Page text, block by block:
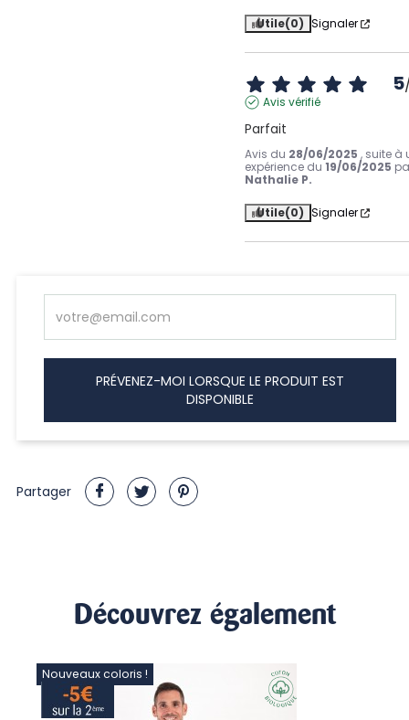
Utile(0) Signaler
5
Avis vérifié
Parfait
Avis du 28/06/2025 , suite à
expérience du19/06/2025
Nathalie P.
Utile(0) Signaler
PRÉVENEZ-MOI LORSQUE LE PRODUIT EST
DISPONIBLE
Partager
Découvrez également
Nouveaux coloris !